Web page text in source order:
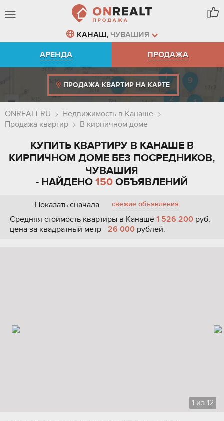
КАНАШ, ЧУВАШИЯ
АРЕНДА
ПРОДАЖА
ПРОДАЖА КВАРТИР НА КАРТЕ
ONREALT.RU
Недвижимость в Канаше
Продажа квартир
В кирпичном доме
КУПИТЬ КВАРТИРУ В КАНАШЕ В
КИРПИЧНОМ ДОМЕ БЕЗ ПОСРЕДНИКОВ,
ЧУВАШИЯ
- НАЙДЕНО 150 ОБЪЯВЛЕНИЙ
Показать сначала свежие объявления
Средняя стоимость квартиры в Канаше 1 526 200 руб,
цена за квадратный метр - 26 000 рублей.
1 из 12